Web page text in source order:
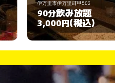
伊万里市立花町3400-2
120分飲み放題
3,000円(税込)